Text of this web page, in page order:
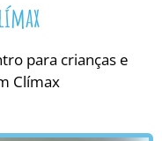
para crianças e
Clímax